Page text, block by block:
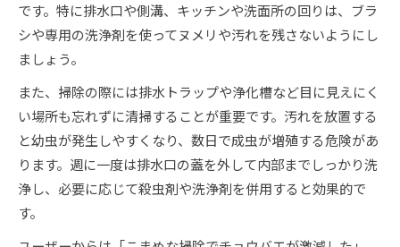
です。特に排水口や側溝、キッチンや洗面所の回りは、ブラ
シや専用の洗浄剤を使ってヌメリや汚れを残さないようにし
ましょう。
また、掃除の際には排水トラップや浄化槽など目に見えにく
い場所も忘れずに清掃することが重要です。汚れを放置する
と幼虫が発生しやすくなり、数日で成虫が増殖する危険があ
ります。週に一度は排水口の蓋を外して内部までしっかり洗
浄し、必要に応じて殺虫剤や洗浄剤を併用すると効果的で
す。